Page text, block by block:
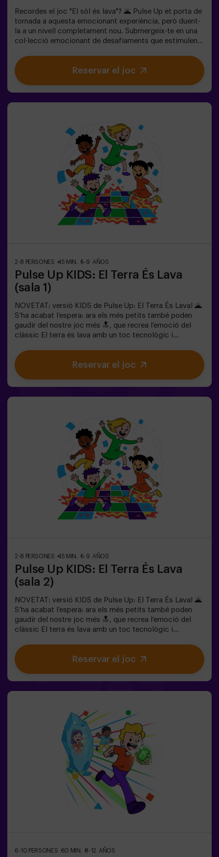
Recordes el joc "El sòl és lava"? 🌋 Pulse Up et porta de
tornada a aquesta emocionant experiència, però duent-
la a un nivell completament nou. Submergeix-te en una
col·lecció emocionant de desafiaments que estimulen
dificultat per adaptar-se a tots els nivells d’habilitat.40
jocs únics que mantenen l’emoció i la diversió.2 sales
disponibles, inclòs el mode combat per a fins a 12
Up t'ofereix una experiència única que combina activitat
física i tecnologia, on la col·laboració és clau. 🏆I el
millor de tot? Som els primers a portar aquesta
experiència innovadora a Espanya. 🙌 Sent l'adrenalina i
porta la teva diversió a un nou nivell amb Pulse Up avui
mateix.Pulse Up: El Suelo es Lava - Mode Combat (per a
grups de 6 a 12 persones)La competició està a punt de
començar amb Pulse Up: El Suelo es Lava - Mode
Combat! 🔥 Divideix el teu grup de 6 a 12 persones en 2
equips, cadascun competint per aconseguir el major
nombre de punts.✅ Ideal per a plans amb amics |
adult, que comptarà com a jugador.
Reservar el joc
2-8 PERSONES 45 MIN. 5-9 AÑOS
Pulse Up KIDS: El Terra És Lava
(sala 1)
NOVETAT: versió KIDS de Pulse Up: El Terra És Lava! 🌋
S’ha acabat l’espera: ara els més petits també poden
gaudir del nostre joc més 🔝, que recrea l’emoció del
clàssic El terra és lava amb un toc tecnològic i
estimulen el cos i la ment🎉 Ideal per a festes infantils i
aniversaris plens d’emoció🎁 Records inoblidables i
sorpreses per a tots els participants👧👦 Per a nens i
puguin descansar, hidratar-se i recuperar energies abans
de continuar la diversió.Els infants hauran de
col·laborar, pensar ràpid i moure’s encara més ràpid per
superar tots els reptes. Veuran el seu progrés en temps
real a la pantalla i celebraran cada victòria com un
autèntic èxit! 🏆Una experiència activa, segura i original
per a festes d’aniversari, sortides en família o
simplement per descarregar energia de la manera més
divertida.✅ Ideal per a nens | famílies | festes
infantilsImportant: els infants han d’anar acompanyats
d’un adult, que també compta com a jugador.
Reservar el joc
2-8 PERSONES 45 MIN. 5-9 AÑOS
Pulse Up KIDS: El Terra És Lava
(sala 2)
NOVETAT: versió KIDS de Pulse Up: El Terra És Lava! 🌋
S’ha acabat l’espera: ara els més petits també poden
gaudir del nostre joc més 🔝, que recrea l’emoció del
clàssic El terra és lava amb un toc tecnològic i
estimulen el cos i la ment🎉 Ideal per a festes infantils i
aniversaris plens d’emoció🎁 Records inoblidables i
sorpreses per a tots els participants👧👦 Per a nens i
puguin descansar, hidratar-se i recuperar energies abans
de continuar la diversió.Els infants hauran de
col·laborar, pensar ràpid i moure’s encara més ràpid per
superar tots els reptes. Veuran el seu progrés en temps
real a la pantalla i celebraran cada victòria com un
autèntic èxit! 🏆Una experiència activa, segura i
original per a festes d’aniversari, sortides en família o
simplement per descarregar energia de la manera més
divertida.✅ Ideal per a nens | famílies | festes
infantilsImportant: els infants han d’anar acompanyats
d’un adult, que també compta com a jugador.
Reservar el joc
6-10 PERSONES 60 MIN. 8-12 AÑOS